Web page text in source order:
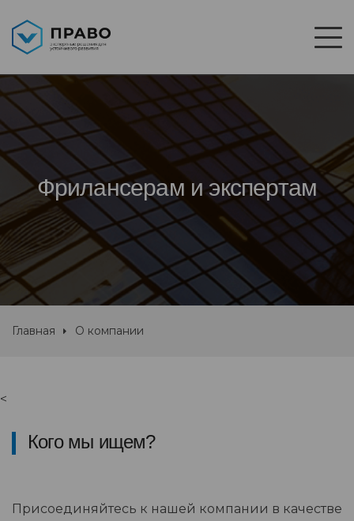
Фрилансерам и экспертам
Главная О компании
<
Кого мы ищем?
Присоединяйтесь к нашей компании в качестве